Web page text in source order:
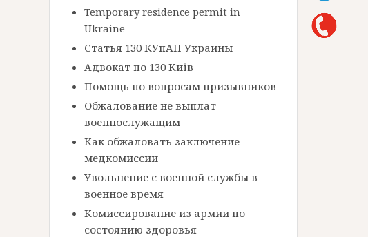
Temporary residence permit in
Ukraine
Статья 130 КУпАП Украины
Адвокат по 130 Київ
Помощь по вопросам призывников
Обжалование не выплат
военнослужащим
Как обжаловать заключение
медкомиссии
Увольнение с военной службы в
военное время
Комиссирование из армии по
состоянию здоровья